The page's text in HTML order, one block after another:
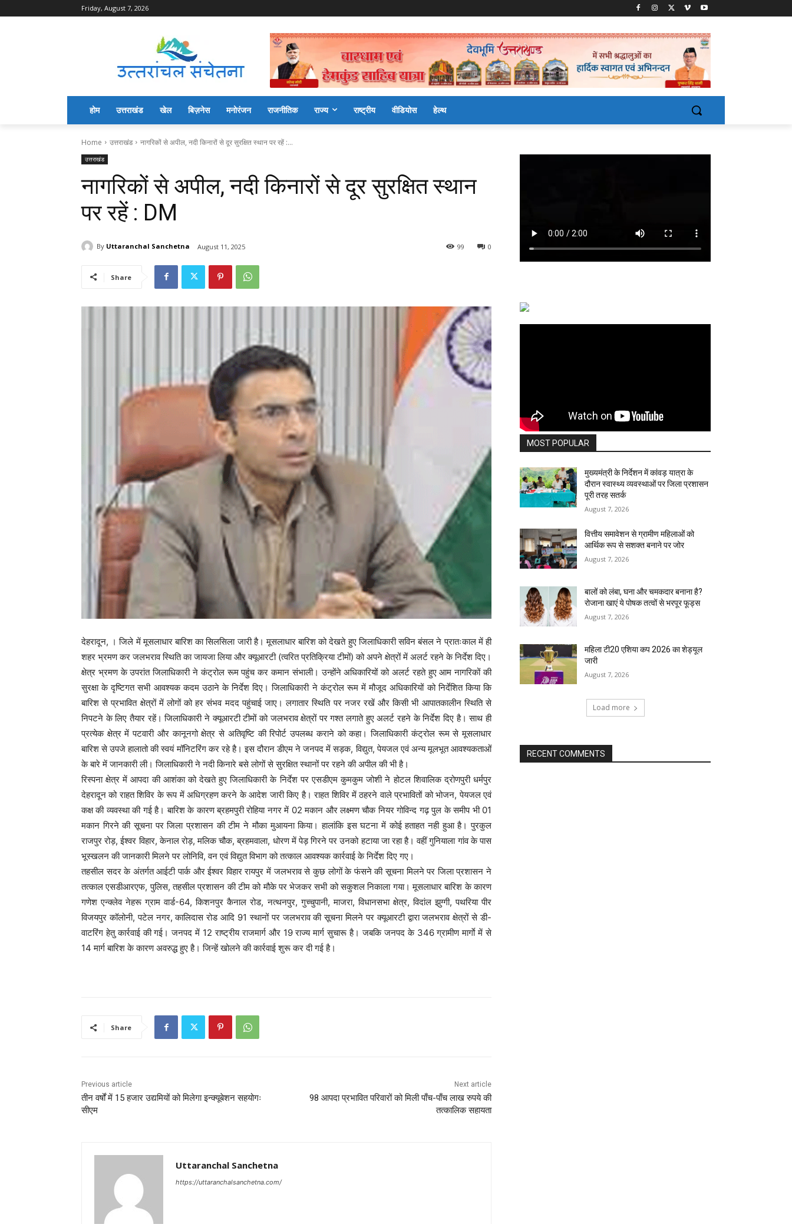
Friday, August 7, 2026
होम उत्तराखंड खेल बिज़नेस मनोरंजन राजनीतिक राज्य राष्ट्रीय वीडियोस हेल्थ
Home उत्तराखंड नागरिकों से अपील, नदी किनारों से दूर सुरक्षित स्थान पर रहें :...
उत्तराखंड
नागरिकों से अपील, नदी किनारों से दूर सुरक्षित स्थान
पर रहें : DM
By Uttaranchal Sanchetna August 11, 2025 0
99
Share
देहरादून, । जिले में मूसलाधार बारिश का सिलसिला जारी है। मूसलाधार बारिश को देखते हुए जिलाधिकारी सविन बंसल ने प्रातःकाल में ही
शहर भ्रमण कर जलभराव स्थिति का जायजा लिया और क्यूआरटी (त्वरित प्रतिक्रिया टीमों) को अपने क्षेत्रों में अलर्ट रहने के निर्देश दिए।
क्षेत्र भ्रमण के उपरांत जिलाधिकारी ने कंट्रोल रूम पहुंच कर कमान संभाली। उन्होंने अधिकारियों को अलर्ट रहते हुए आम नागरिकों की
सुरक्षा के दृष्टिगत सभी आवश्यक कदम उठाने के निर्देश दिए। जिलाधिकारी ने कंट्रोल रूम में मौजूद अधिकारियों को निर्देशित किया कि
बारिश से प्रभावित क्षेत्रों में लोगों को हर संभव मदद पहुंचाई जाए। लगातार स्थिति पर नजर रखें और किसी भी आपातकालीन स्थिति से
निपटने के लिए तैयार रहें। जिलाधिकारी ने क्यूआरटी टीमों को जलभराव क्षेत्रों पर गश्त लगाते हुए अलर्ट रहने के निर्देश दिए है। साथ ही
प्रत्येक क्षेत्र में पटवारी और कानूनगो क्षेत्र से अतिवृष्टि की रिपोर्ट उपलब्ध कराने को कहा। जिलाधिकारी कंट्रोल रूम से मूसलाधार
बारिश से उपजे हालातो की स्वयं मॉनिटरिंग कर रहे है। इस दौरान डीएम ने जनपद में सड़क, विद्युत, पेयजल एवं अन्य मूलभूत आवश्यकताओं
के बारे में जानकारी ली। जिलाधिकारी ने नदी किनारे बसे लोगों से सुरक्षित स्थानों पर रहने की अपील की भी है।
रिस्पना क्षेत्र में आपदा की आशंका को देखते हुए जिलाधिकारी के निर्देश पर एसडीएम कुमकुम जोशी ने होटल शिवालिक द्रोणपुरी धर्मपुर
देहरादून को राहत शिविर के रूप में अधिग्रहण करने के आदेश जारी किए है। राहत शिविर में ठहरने वाले प्रभावितों को भोजन, पेयजल एवं
कक्ष की व्यवस्था की गई है। बारिश के कारण ब्रहमपुरी रोहिया नगर में 02 मकान और लक्ष्मण चौक नियर गोविन्द गढ़ पुल के समीप भी 01
मकान गिरने की सूचना पर जिला प्रशासन की टीम ने मौका मुआयना किया। हालांकि इस घटना में कोई हताहत नही हुआ है। पुरकुल
राजपुर रोड़, ईश्वर विहार, केनाल रोड़, मलिक चौक, ब्रहमवाला, धोरण में पेड़ गिरने पर उनको हटाया जा रहा है। वहीं गुनियाला गांव के पास
भूस्खलन की जानकारी मिलने पर लोनिवि, वन एवं विद्युत विभाग को तत्काल आवश्यक कार्रवाई के निर्देश दिए गए।
तहसील सदर के अंतर्गत आईटी पार्क और ईश्वर विहार रायपुर में जलभराव से कुछ लोगों के फंसने की सूचना मिलने पर जिला प्रशासन ने
तत्काल एसडीआरएफ, पुलिस, तहसील प्रशासन की टीम को मौके पर भेजकर सभी को सकुशल निकाला गया। मूसलाधार बारिश के कारण
गणेश एन्क्लेव नेहरू ग्राम वार्ड-64, किशनपुर कैनाल रोड, नत्थनपुर, गुच्चुपानी, माजरा, विधानसभा क्षेत्र, विदांल झुग्गी, पथरिया पीर
विजयपुर कॉलोनी, पटेल नगर, कालिदास रोड आदि 91 स्थानों पर जलभराव की सूचना मिलने पर क्यूआरटी द्वारा जलभराव क्षेत्रों से डी-
वाटरिंग हेतु कार्रवाई की गई। जनपद में 12 राष्ट्रीय राजमार्ग और 19 राज्य मार्ग सुचारू है। जबकि जनपद के 346 ग्रामीण मार्गाे में से
14 मार्ग बारिश के कारण अवरुद्ध हुए है। जिन्हें खोलने की कार्रवाई शुरू कर दी गई है।
Share
Previous article
तीन वर्षों में 15 हजार उद्यमियों को मिलेगा इन्क्यूबेशन सहयोगः
सीएम
Next article
98 आपदा प्रभावित परिवारों को मिली पाँच-पाँच लाख रुपये की
तत्कालिक सहायता
Uttaranchal Sanchetna
https://uttaranchalsanchetna.com/
MOST POPULAR
मुख्यमंत्री के निर्देशन में कांवड़ यात्रा के
दौरान स्वास्थ्य व्यवस्थाओं पर जिला प्रशासन
पूरी तरह सतर्क
August 7, 2026
वित्तीय समावेशन से ग्रामीण महिलाओं को
आर्थिक रूप से सशक्त बनाने पर जोर
August 7, 2026
बालों को लंबा, घना और चमकदार बनाना है?
रोजाना खाएं ये पोषक तत्वों से भरपूर फूड्स
August 7, 2026
महिला टी20 एशिया कप 2026 का शेड्यूल
जारी
August 7, 2026
Load more
RECENT COMMENTS